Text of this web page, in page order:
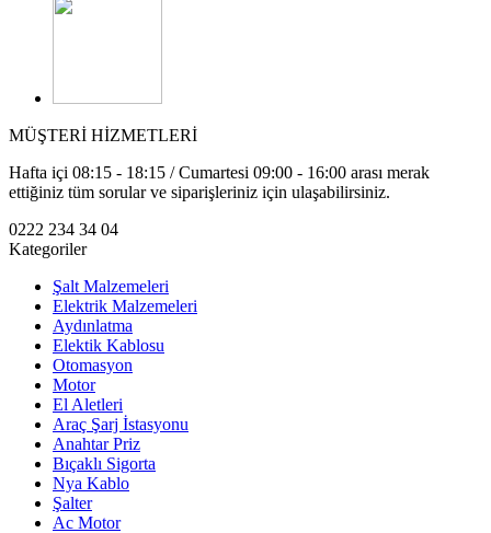
MÜŞTERİ HİZMETLERİ
Hafta içi 08:15 - 18:15 / Cumartesi 09:00 - 16:00 arası merak
ettiğiniz tüm sorular ve siparişleriniz için ulaşabilirsiniz.
0222 234 34 04
Kategoriler
Şalt Malzemeleri
Elektrik Malzemeleri
Aydınlatma
Elektik Kablosu
Otomasyon
Motor
El Aletleri
Araç Şarj İstasyonu
Anahtar Priz
Bıçaklı Sigorta
Nya Kablo
Şalter
Ac Motor